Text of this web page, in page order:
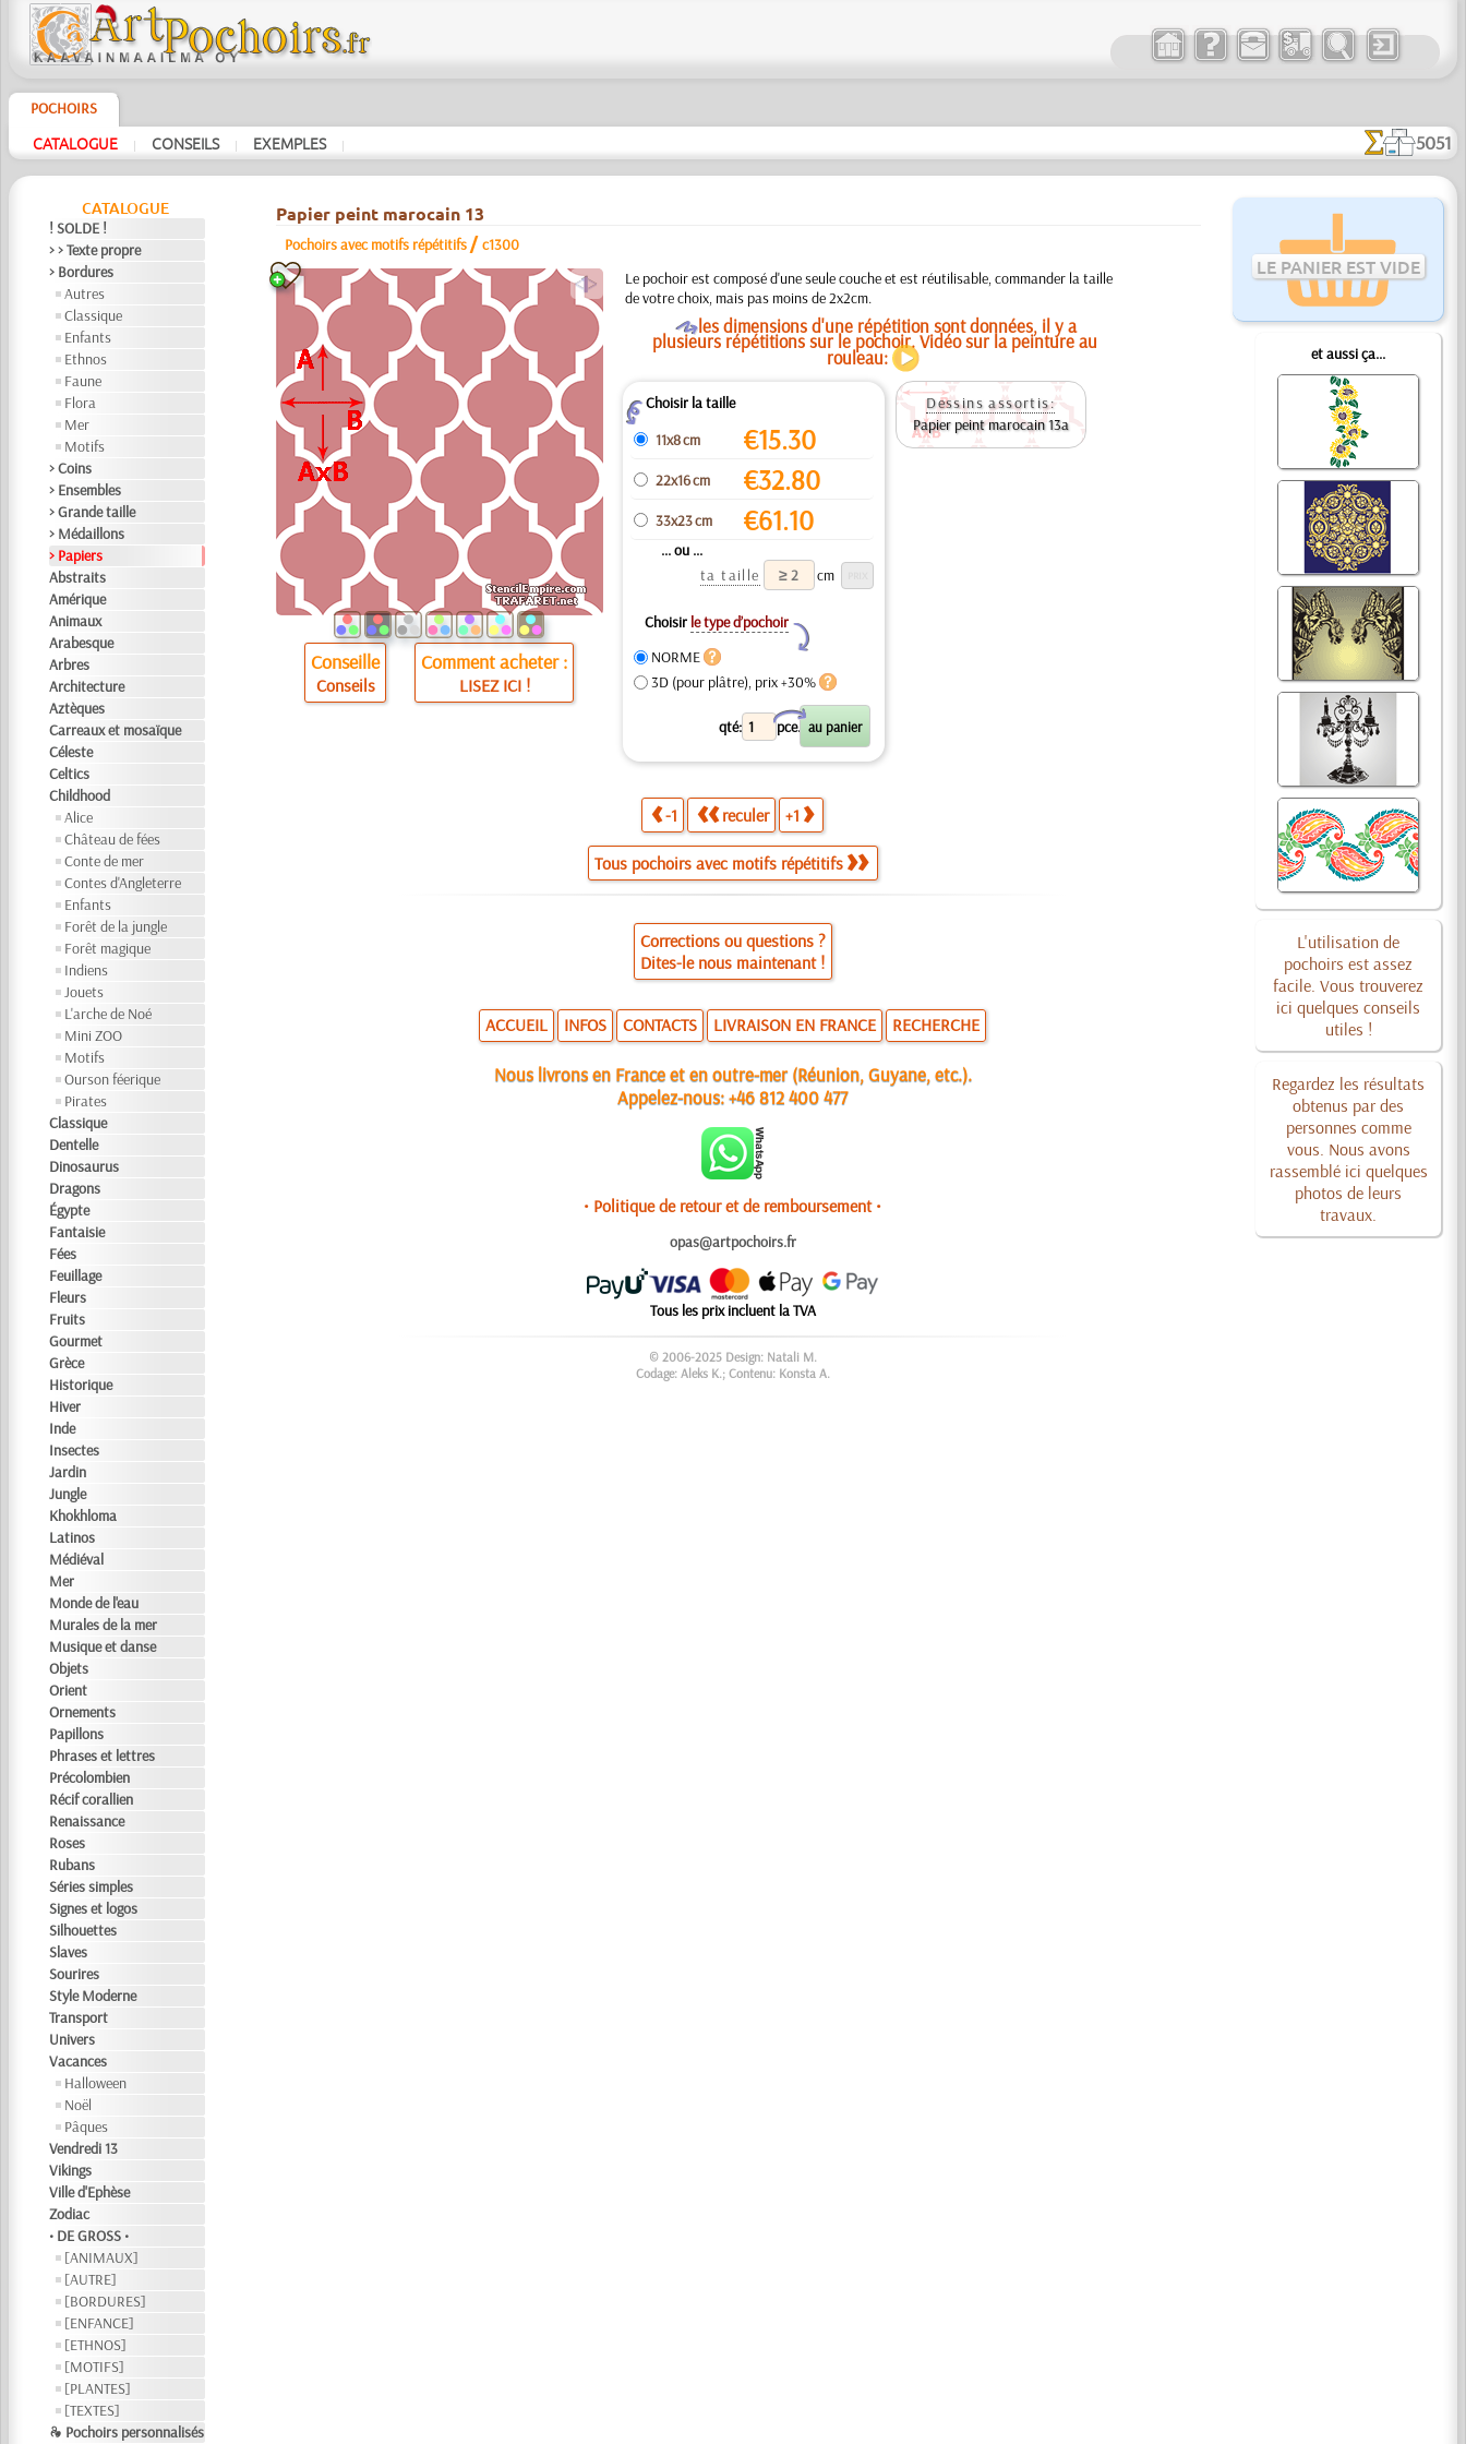
POCHOIRS
CATALOGUE | CONSEILS | EXEMPLES | 5051
CATALOGUE
! SOLDE !
> > Texte propre
> Bordures
Autres
Classique
Enfants
Ethnos
Faune
Flora
Mer
Motifs
> Coins
> Ensembles
> Grande taille
> Médaillons
> Papiers
Abstraits
Amérique
Animaux
Arabesque
Arbres
Architecture
Aztèques
Carreaux et mosaïque
Céleste
Celtics
Childhood
Alice
Château de fées
Conte de mer
Contes d'Angleterre
Enfants
Forêt de la jungle
Forêt magique
Indiens
Jouets
L'arche de Noé
Mini ZOO
Motifs
Ourson féerique
Pirates
Classique
Dentelle
Dinosaurus
Dragons
Égypte
Fantaisie
Fées
Feuillage
Fleurs
Fruits
Gourmet
Grèce
Historique
Hiver
Inde
Insectes
Jardin
Jungle
Khokhloma
Latinos
Médiéval
Mer
Monde de l'eau
Murales de la mer
Musique et danse
Objets
Orient
Ornements
Papillons
Phrases et lettres
Précolombien
Récif corallien
Renaissance
Roses
Rubans
Séries simples
Signes et logos
Silhouettes
Slaves
Sourires
Style Moderne
Transport
Univers
Vacances
Halloween
Noël
Pâques
Vendredi 13
Vikings
Ville d'Ephèse
Zodiac
• DE GROSS •
[ANIMAUX]
[AUTRE]
[BORDURES]
[ENFANCE]
[ETHNOS]
[MOTIFS]
[PLANTES]
[TEXTES]
❧ Pochoirs personnalisés
LE PANIER EST VIDE
et aussi ça...
L'utilisation de
pochoirs est assez
facile. Vous trouverez
ici quelques conseils
utiles !
Regardez les résultats
obtenus par des
personnes comme
vous. Nous avons
rassemblé ici quelques
photos de leurs
travaux.
Papier peint marocain 13
Pochoirs avec motifs répétitifs /c1300
a
Conseille
Conseils
Comment acheter :
LISEZ ICI !
Le pochoir est composé d'une seule couche et est réutilisable, commander la taille
de votre choix, mais pas moins de 2x2cm.
Oles dimensions d'une répétition sont données, il y a
plusieurs répétitions sur le pochoir. Vidéo sur la peinture au
rouleau:
ZChoisir la taille
11x8 cm
€15.30
22x16 cm €32.80
33x23 cm €61.10
... ou ...
ta taille
cm
Choisir le type d’pochoir
Y
NORME
3D (pour plâtre), prix +30%
qté: pce.
X
Dessins assortis:
Papier peint marocain 13a
-1 reculer +1
Tous pochoirs avec motifs répétitifs
Corrections ou questions ?
Dites-le nous maintenant !
ACCUEIL INFOS CONTACTS LIVRAISON EN FRANCE RECHERCHE
Nous livrons en France et en outre-mer (Réunion, Guyane, etc.).
Appelez-nous:+46 812 400 477
• Politique de retour et de remboursement •
opas@artpochoirs.fr
Tous les prix incluent la TVA
© 2006-2025 Design: Natali M.
Codage: Aleks K.; Contenu: Konsta A.